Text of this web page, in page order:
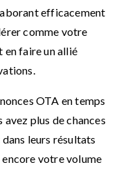
efficacement
comme votre
en faire un allié
OTA en temps
avez plus de chances
leurs résultats
encore votre volume